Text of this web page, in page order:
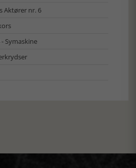
Aktører nr. 6
Symaskine